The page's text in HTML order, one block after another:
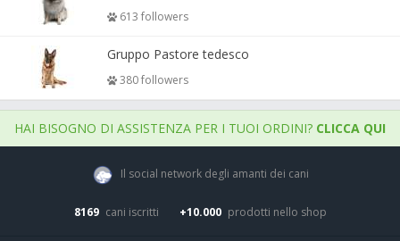
613 followers
Gruppo Pastore tedesco
380 followers
HAI BISOGNO DI ASSISTENZA PER I TUOI ORDINI? CLICCA QUI
Il social network degli amanti dei cani
8169 cani iscritti +10.000 prodotti nello shop